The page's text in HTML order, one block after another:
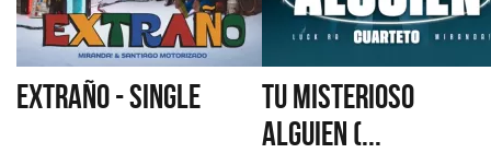
EXTRAÑO - SINGLE
TU MISTERIOSO
ALGUIEN (...